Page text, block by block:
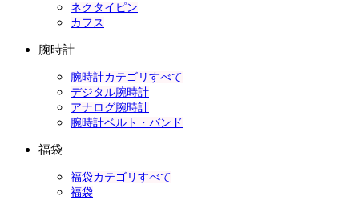
ネクタイピン
カフス
腕時計
腕時計カテゴリすべて
デジタル腕時計
アナログ腕時計
腕時計ベルト・バンド
福袋
福袋カテゴリすべて
福袋